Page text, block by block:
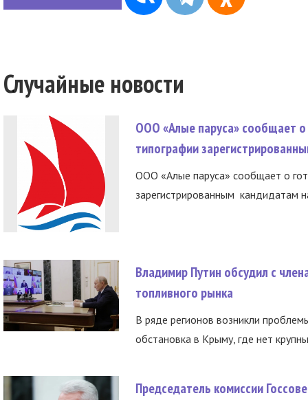
Случайные новости
ООО «Алые паруса» сообщает о
типографии
ООО «Алые паруса» сообщает о
зарегистрированным кандидатам
Владимир Путин обсудил с
топливного рынка
В ряде регионов возникли
обстановка в Крыму, где нет
Председатель комиссии